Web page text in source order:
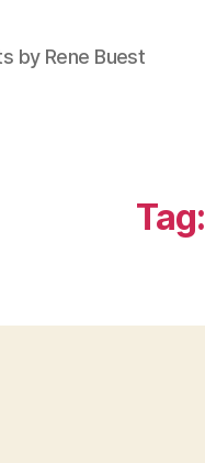
by Rene Buest
Tag: